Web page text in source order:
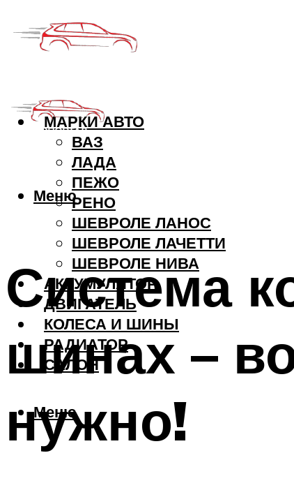
МАРКИ АВТО
ВАЗ
ЛАДА
ПЕЖО
РЕНО
ШЕВРОЛЕ ЛАНОС
ШЕВРОЛЕ ЛАЧЕТТИ
ШЕВРОЛЕ НИВА
АККУМУЛЯТОР
ДВИГАТЕЛЬ
КОЛЕСА И ШИНЫ
РАДИАТОР
САЛОН
Меню
Меню
Система
шинах –
нужно!